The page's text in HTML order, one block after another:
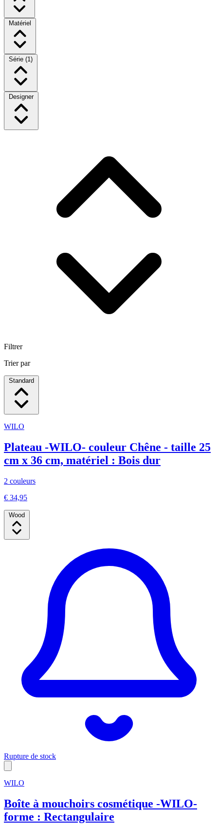
Matériel
Série (1)
Designer
Filtrer
Trier par
Standard
WILO
Plateau -WILO- couleur Chêne - taille 25
cm x 36 cm, matériel : Bois dur
2 couleurs
€ 34,95
Wood
Rupture de stock
WILO
Boîte à mouchoirs cosmétique -WILO-
forme : Rectangulaire